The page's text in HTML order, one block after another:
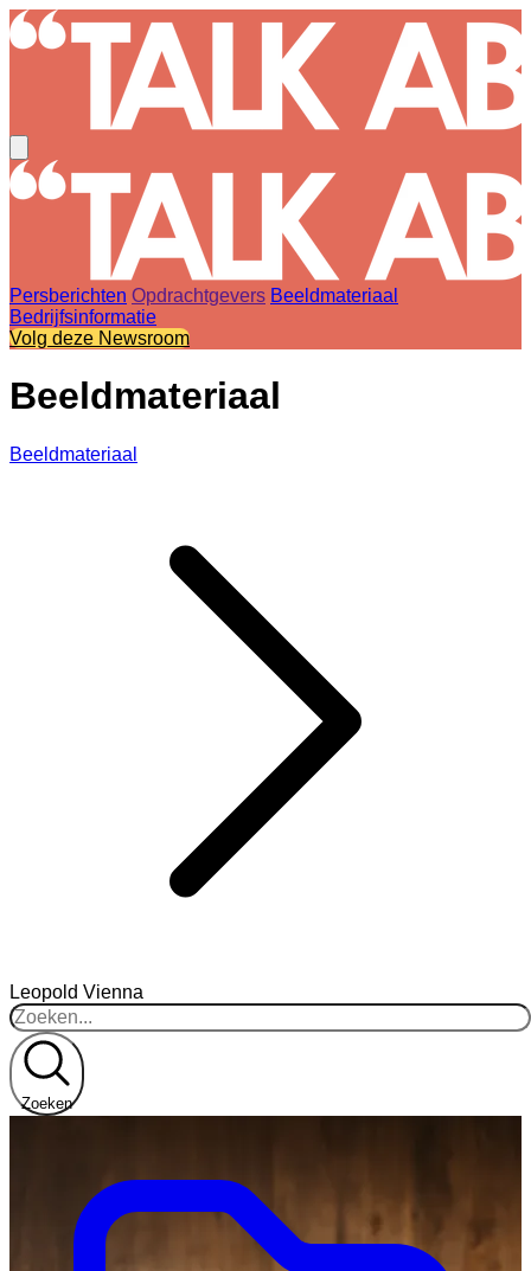
Persberichten Opdrachtgevers Beeldmateriaal
Bedrijfsinformatie
Volg deze Newsroom
Beeldmateriaal
Beeldmateriaal
Leopold Vienna
Zoeken